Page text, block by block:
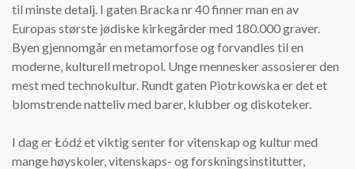
til minste detalj. I gaten Bracka nr 40 finner man en av
Europas største jødiske kirkegårder med 180.000 graver.
Byen gjennomgår en metamorfose og forvandles til en
moderne, kulturell metropol. Unge mennesker assosierer den
mest med technokultur. Rundt gaten Piotrkowska er det et
blomstrende natteliv med barer, klubber og diskoteker.
I dag er Łódź et viktig senter for vitenskap og kultur med
mange høyskoler, vitenskaps- og forskningsinstitutter,